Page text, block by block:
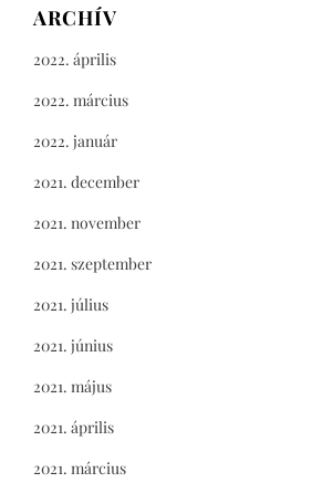
ARCHÍV
2022. április
2022. március
2022. január
2021. december
2021. november
2021. szeptember
2021. július
2021. június
2021. május
2021. április
2021. március